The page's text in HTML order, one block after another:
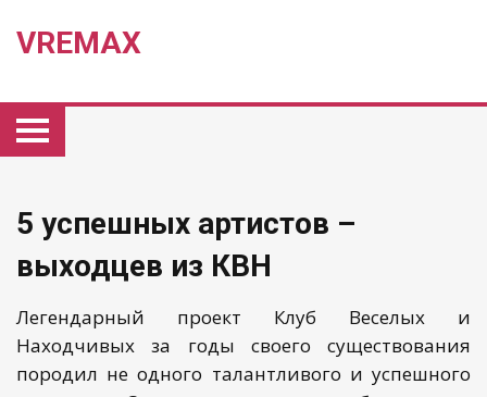
VREMAX
5 успешных артистов –
выходцев из КВН
Легендарный проект Клуб Веселых и
Находчивых за годы своего существования
породил не одного талантливого и успешного